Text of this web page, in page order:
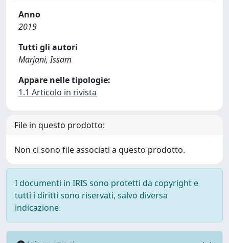
Anno
2019
Tutti gli autori
Marjani, Issam
Appare nelle tipologie:
1.1 Articolo in rivista
File in questo prodotto:
Non ci sono file associati a questo prodotto.
I documenti in IRIS sono protetti da copyright e
tutti i diritti sono riservati, salvo diversa
indicazione.